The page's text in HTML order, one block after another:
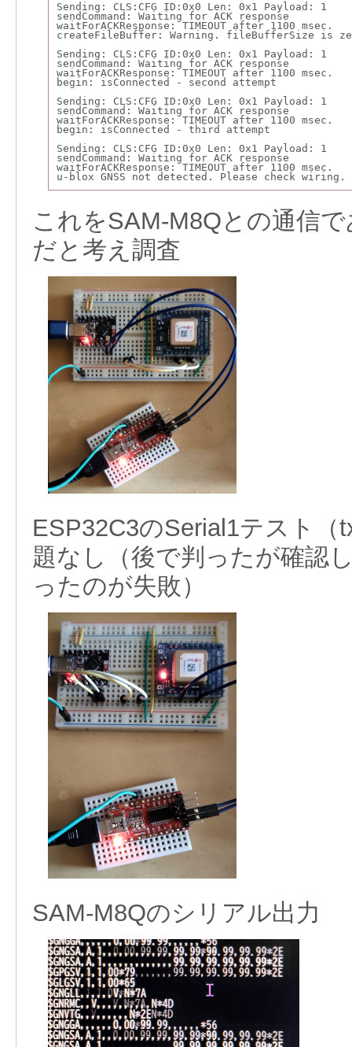
Sending: CLS:CFG ID:0x0 Len: 0x1 Payload: 1
sendCommand: Waiting for ACK response
waitForACKResponse: TIMEOUT after 1100 msec.
createFileBuffer: Warning. fileBufferSize is
Sending: CLS:CFG ID:0x0 Len: 0x1 Payload: 1
sendCommand: Waiting for ACK response
waitForACKResponse: TIMEOUT after 1100 msec.
begin: isConnected - second attempt
Sending: CLS:CFG ID:0x0 Len: 0x1 Payload: 1
sendCommand: Waiting for ACK response
waitForACKResponse: TIMEOUT after 1100 msec.
begin: isConnected - third attempt
Sending: CLS:CFG ID:0x0 Len: 0x1 Payload: 1
sendCommand: Waiting for ACK response
waitForACKResponse: TIMEOUT after 1100 msec.
u-blox GNSS not detected. Please check wiring.
これをSAM-M8Qとの通信
だと考え調査
ESP32C3のSerial1テスト（
題なし（後で判ったが確認
ったのが失敗）
SAM-M8Qのシリアル出力